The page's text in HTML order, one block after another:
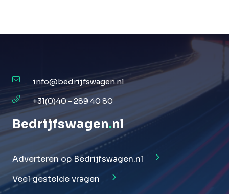
info@bedrijfswagen.nl
+31(0)40 - 289 40 80
Bedrijfswagen.nl
Adverteren op Bedrijfswagen.nl
Veel gestelde vragen